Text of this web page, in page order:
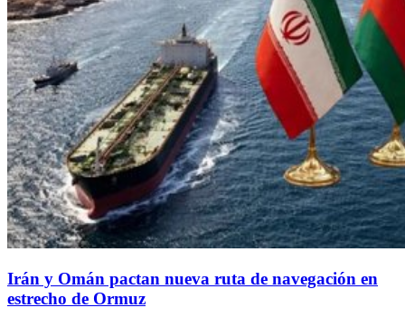
Irán y Omán pactan nueva ruta de navegación en
estrecho de Ormuz